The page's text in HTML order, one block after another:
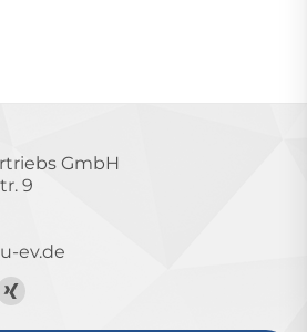
GmbH
9
ev.de
Zum